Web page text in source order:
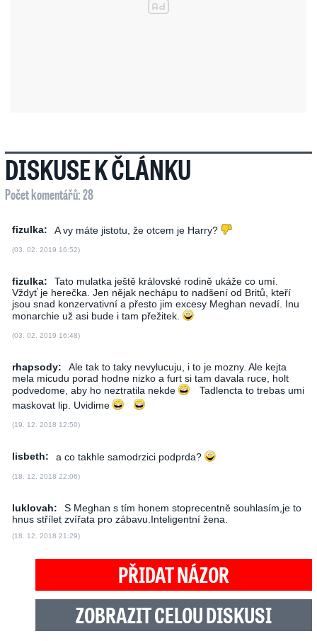
DISKUSE K ČLÁNKU
Počet komentářů: 28
fizulka: A vy máte jistotu, že otcem je Harry?
(03. 02. 2019 16:52)
fizulka:
Tato mulatka ještě královské rodině ukáže co umí.
Vždyť je herečka. Jen nějak nechápu to nadšení od Britů, kteří
jsou snad konzervativní a přesto jim excesy Meghan nevadí. Inu
monarchie už asi bude i tam přežitek.
(03. 02. 2019 16:48)
rhapsody:
Ale tak to taky nevylucuju, i to je mozny. Ale kejta
mela micudu porad hodne nizko a furt si tam davala ruce, holt
podvedome, aby ho neztratila nekde
Tadlencta to trebas umi
maskovat lip. Uvidime
(19. 12. 2018 12:50)
lisbeth: a co takhle samodrzici podprda?
(18. 12. 2018 22:06)
luklovah:
S Meghan s tím honem stoprecentně souhlasím,je to
hnus střílet zvířata pro zábavu.Inteligentní žena.
(18. 12. 2018 21:29)
PŘIDAT NÁZOR
ZOBRAZIT CELOU DISKUSI